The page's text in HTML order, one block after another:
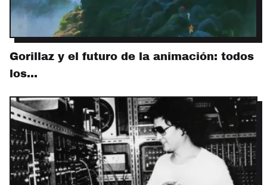
Gorillaz y el futuro de la animación: todos
los…